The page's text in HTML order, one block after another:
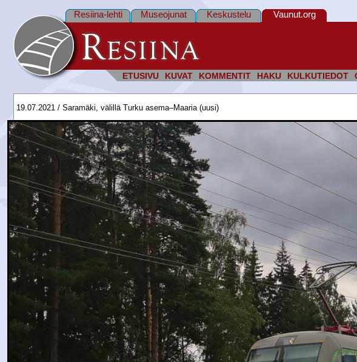
ETUSIVU KUVAT KOMMENTIT HAKU KULKUTIEDOT
Resiina-lehti Museojunat Keskustelu Vaunut.org
19.07.2021 / Saramäki, välillä Turku asema–Maaria (uusi)